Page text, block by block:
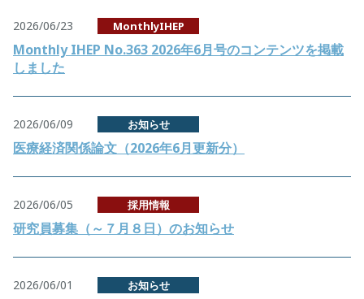
2026/06/23 MonthlyIHEP
Monthly IHEP No.363 2026年6月号のコンテンツを掲載
しました
2026/06/09 お知らせ
医療経済関係論文（2026年6月更新分）
2026/06/05 採用情報
研究員募集（～７月８日）のお知らせ
2026/06/01 お知らせ